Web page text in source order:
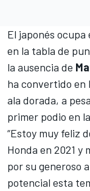
El japonés
en la tabla de
la ausencia de
ha convertido en
ala dorada, a
primer podio en
“Estoy muy feliz
Honda en 2021 y
por su generoso
potencial esta